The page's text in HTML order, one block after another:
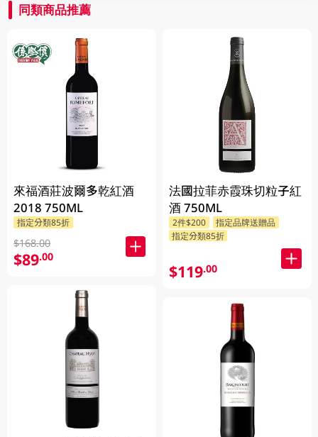
同類商品推薦
來福酒莊波爾多乾紅酒
2018 750ML
指定分類85折
$168.00
$89.00
法國拉菲赤霞珠切粒子紅
酒 750ML
2件$200
指定品牌送贈品
指定分類85折
$119.00